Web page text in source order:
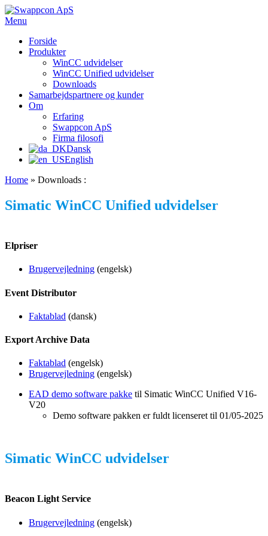
Videre
til
Menu
Forside
Produkter
WinCC udvidelser
WinCC Unified udvidelser
Downloads
Samarbejdspartnere og kunder
Om
Erfaring
Swappcon ApS
Firma filosofi
Dansk
English
Home » Downloads :
Simatic WinCC Unified udvidelser
Elpriser
Brugervejledning (engelsk)
Event Distributor
Faktablad (dansk)
Export Archive Data
Faktablad (engelsk)
Brugervejledning (engelsk)
EAD demo software pakke til Simatic WinCC Unified V16-
V20
Demo software pakken er fuldt licenseret til 01/05-2025
Simatic WinCC udvidelser
Beacon Light Service
Brugervejledning (engelsk)